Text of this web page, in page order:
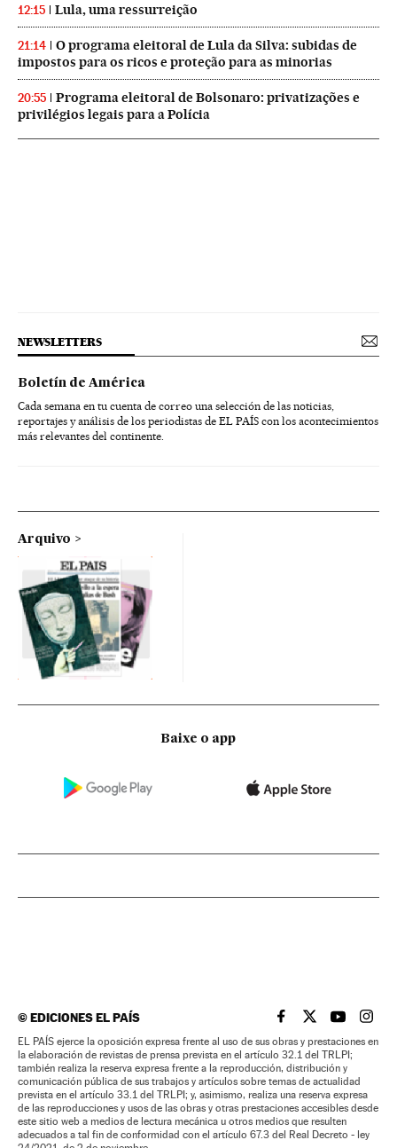
12:15 Lula, uma ressurreição
21:14
O programa eleitoral de Lula da Silva: subidas de
impostos para os ricos e proteção para as minorias
20:55
Programa eleitoral de Bolsonaro: privatizações e
privilégios legais para a Polícia
NEWSLETTERS
Boletín de América
Cada semana en tu cuenta de correo una selección de las noticias,
reportajes y análisis de los periodistas de EL PAÍS con los acontecimientos
más relevantes del continente.
Arquivo
Baixe o app
©EDICIONES EL PAÍS EL PAÍS BRASIL EN
EL PAÍSEL PAÍS
EL
EL PAÍS ejerce la oposición expresa frente al uso de sus obras y prestaciones en
la elaboración de revistas de prensa prevista en el artículo 32.1 del TRLPI;
también realiza la reserva expresa frente a la reproducción, distribución y
comunicación pública de sus trabajos y artículos sobre temas de actualidad
prevista en el artículo 33.1 del TRLPI; y, asimismo, realiza una reserva expresa
de las reproducciones y usos de las obras y otras prestaciones accesibles desde
este sitio web a medios de lectura mecánica u otros medios que resulten
adecuados a tal fin de conformidad con el artículo 67.3 del Real Decreto - ley